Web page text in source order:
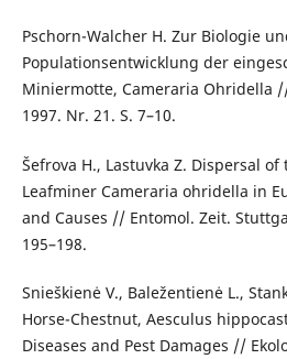
Pschorn-Walcher H. Zur Biologie
Populationsentwicklung der
Miniermotte, Cameraria Ohridella
1997. Nr. 21. S. 7–10.
Šefrova H., Lastuvka Z. Dispersal
Leafminer Cameraria ohridella in
and Causes // Entomol. Zeit.
195–198.
Snieškienė V., Baležentienė L.,
Horse-Chestnut, Aesculus
Diseases and Pest Damages //